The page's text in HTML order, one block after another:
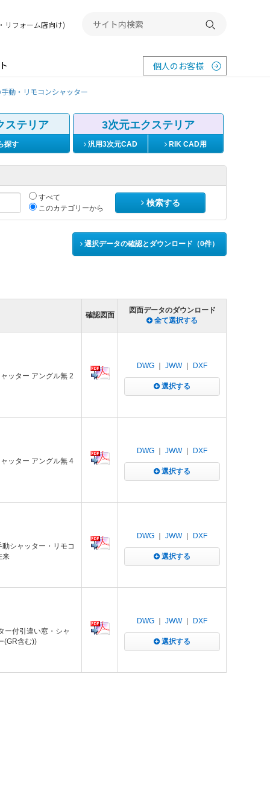
個人のお客様
リフォーム店向け) 検索する
動・リモコンシャッター
ステリア
探す
3次元エクステリア
汎用3次元CAD RIK CAD用
すべて
このカテゴリーから
検索する
選択データの確認とダウンロード（0件）
確認図面
図面データのダウンロード
全て選択する
ッター アングル無 2
DWG JWW｜ DXF
選択する
ッター アングル無 4
DWG JWW｜ DXF
選択する
シャッター・リモコ
来
DWG JWW｜ DXF
選択する
ー付引違い窓・シャ
(GR含む))
DWG JWW｜ DXF
選択する